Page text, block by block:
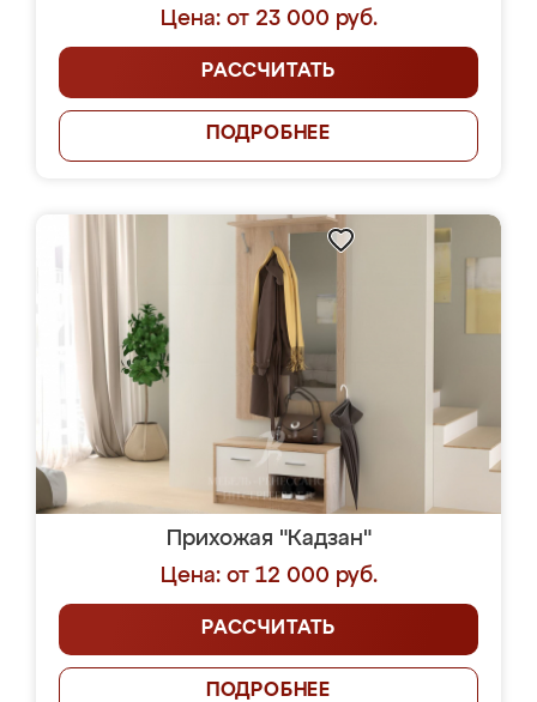
Цена: от 23 000 руб.
РАССЧИТАТЬ
ПОДРОБНЕЕ
Прихожая "Кадзан"
Цена: от 12 000 руб.
РАССЧИТАТЬ
ПОДРОБНЕЕ